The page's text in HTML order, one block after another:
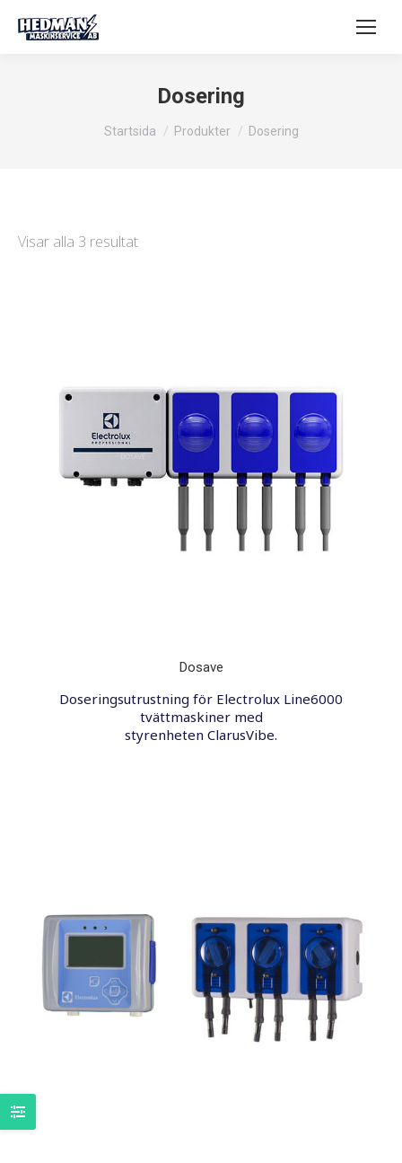
Dosering
Du är här:
Startsida Produkter Dosering
Visar alla 3 resultat
Dosave
Doseringsutrustning för Electrolux Line6000
tvättmaskiner med
styrenheten ClarusVibe.